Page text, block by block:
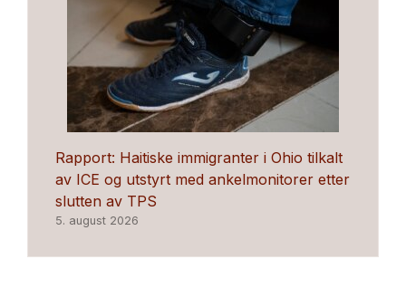
Rapport: Haitiske immigranter i Ohio tilkalt
av ICE og utstyrt med ankelmonitorer etter
slutten av TPS
5. august 2026